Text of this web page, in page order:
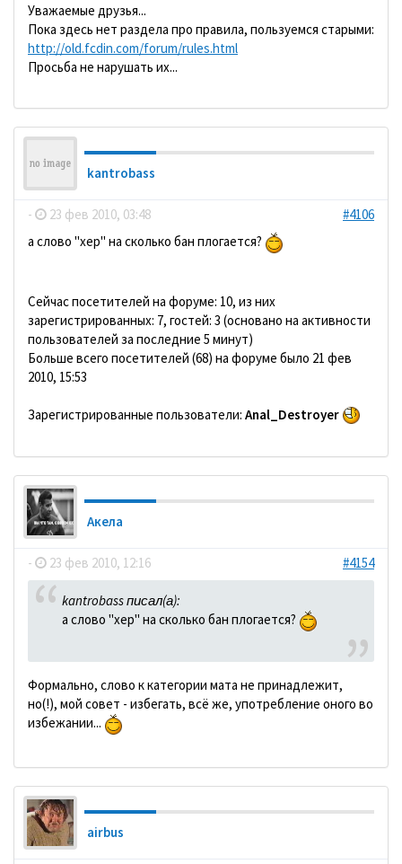
Уважаемые друзья...
Пока здесь нет раздела про правила, пользуемся старыми:
http://old.fcdin.com/forum/rules.html
Просьба не нарушать их...
kantrobass
- 23 фев 2010, 03:48
#4106
а слово "хер" на сколько бан плогается?
Сейчас посетителей на форуме: 10, из них
зарегистрированных: 7, гостей: 3 (основано на активности
пользователей за последние 5 минут)
Больше всего посетителей (68) на форуме было 21 фев
2010, 15:53
Зарегистрированные пользователи: Anal_Destroyer
Акела
- 23 фев 2010, 12:16 #4154
kantrobass писал(а):
а слово "хер" на сколько бан плогается?
Формально, слово к категории мата не принадлежит,
но(!), мой совет - избегать, всё же, употребление оного во
избежании...
airbus